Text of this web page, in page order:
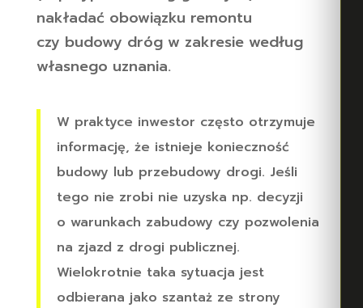
nakładać obowiązku remontu
czy budowy dróg w zakresie według
własnego uznania.
W praktyce inwestor często otrzymuje
informację, że istnieje konieczność
budowy lub przebudowy drogi. Jeśli
tego nie zrobi nie uzyska np. decyzji
o warunkach zabudowy czy pozwolenia
na zjazd z drogi publicznej.
Wielokrotnie taka sytuacja jest
odbierana jako szantaż ze strony